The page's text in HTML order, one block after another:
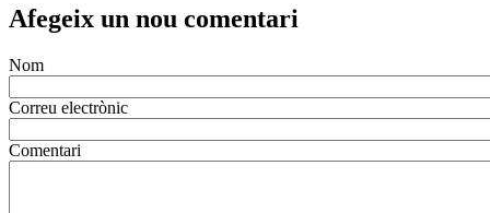
Afegeix un nou comentari
Nom
Correu electrònic
Comentari